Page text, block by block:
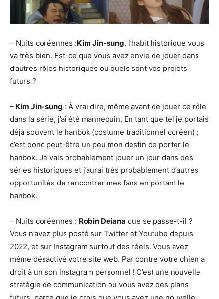
– Nuits coréennes :Kim Jin-sung, l’habit historique vous
va très bien. Est-ce que vous avez envie de jouer dans
d’autres rôles historiques ou quels sont vos projets
futurs ?
– Kim Jin-sung : À vrai dire, même avant de jouer ce rôle
dans la série, j’ai été mannequin. En tant que tel je portais
déjà souvent le hanbok (costume traditionnel coréen) ;
c’est donc peut-être un peu mon destin de porter le
hanbok. Je vais probablement jouer un jour dans des
séries historiques et j’aurai très probablement d’autres
opportunités de rencontrer mes fans en portant le
hanbok.
– Nuits coréennes : Robin Deiana que se passe-t-il ?
Vous n’avez plus posté sur Twitter et Youtube depuis
2022, et sur Instagram surtout des réels. Vous avez
même désactivé votre site web. Par contre votre chien a
droit à un son instagram personnel ! C’est une nouvelle
stratégie de communication ou vous avez des plans